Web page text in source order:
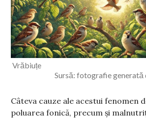
Sursă: fotografie generată
Câteva cauze ale acestui fenomen
poluarea fonică, precum și